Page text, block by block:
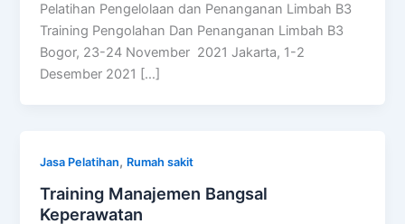
Pelatihan Pengelolaan dan Penanganan Limbah B3
Training Pengolahan Dan Penanganan Limbah B3
Bogor, 23-24 November 2021 Jakarta, 1-2
Desember 2021 […]
Jasa Pelatihan, Rumah sakit
Training Manajemen Bangsal
Keperawatan